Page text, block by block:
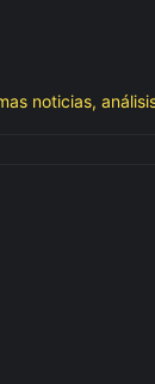
noticias,